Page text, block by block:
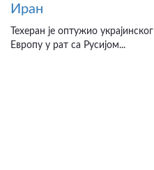
Иран
Техеран је оптужио
Европу у рат са Русијом...